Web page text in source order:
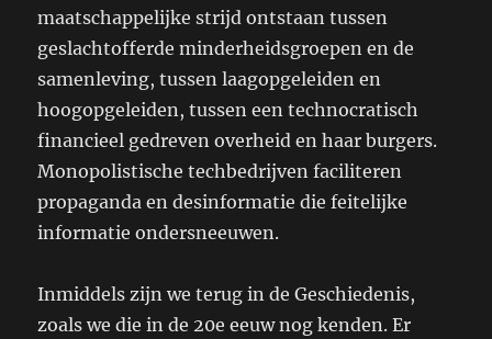
maatschappelijke strijd ontstaan tussen
geslachtofferde minderheidsgroepen en de
samenleving, tussen laagopgeleiden en
hoogopgeleiden, tussen een technocratisch
financieel gedreven overheid en haar burgers.
Monopolistische techbedrijven faciliteren
propaganda en desinformatie die feitelijke
informatie ondersneeuwen.
Inmiddels zijn we terug in de Geschiedenis,
zoals we die in de 20e eeuw nog kenden. Er